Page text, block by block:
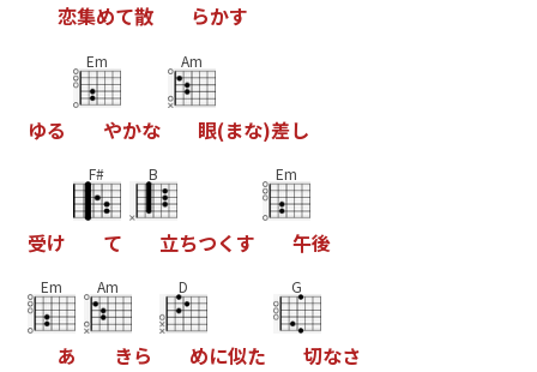
恋集めて散 らかす
ゆる
Em
やかな
Am
眼(まな)差し
受け
F#
て
B
立ちつく す
Em
午後
Em
あ
Am
きら
D
めに似た
G
切なさ